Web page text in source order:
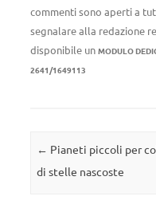
commenti sono aperti a
segnalare alla redazione
disponibile un MODULO
2641/1649113
Navigazione articolo
← Pianeti piccoli per
di stelle nascoste